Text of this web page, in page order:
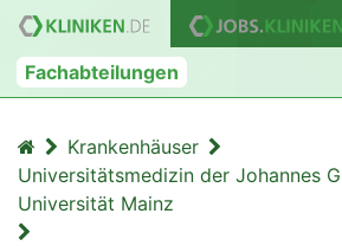
Fachabteilungen
Krankenhäuser
Universitätsmedizin der Johannes
Universität Mainz